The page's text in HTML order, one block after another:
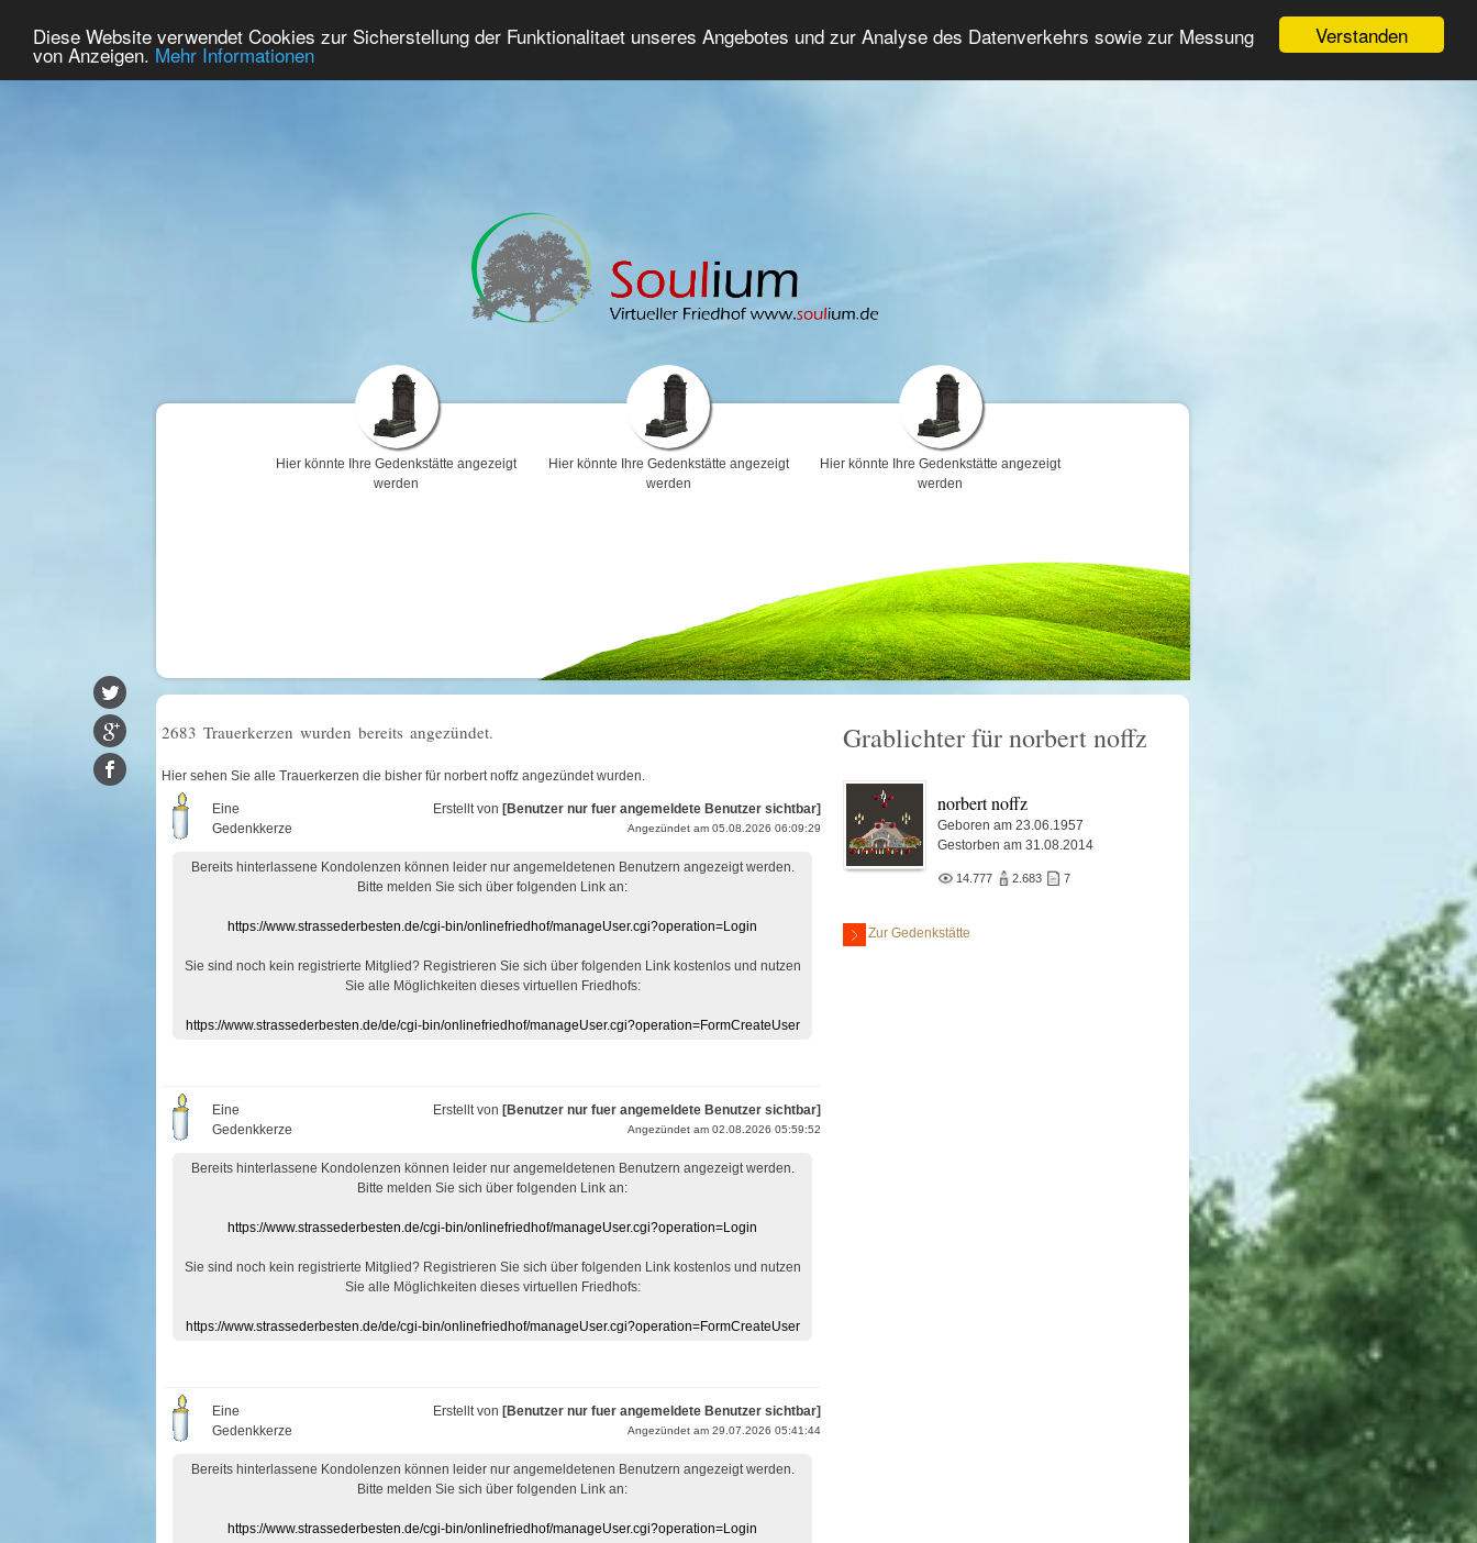
Verstanden
Diese Website verwendet Cookies zur Sicherstellung der Funktionalitaet unseres Angebotes und zur Analyse des Datenverkehrs sowie zur Messung
von Anzeigen. Mehr Informationen
Home Premium Gedenken Trauerforum Erweiterte Suche Anmelden
Hier könnte Ihre Gedenkstätte angezeigt
werden
Hier könnte Ihre Gedenkstätte angezeigt
werden
Hier könnte Ihre Gedenkstätte angezeigt
werden
2683 Trauerkerzen wurden bereits angezündet.
Hier sehen Sie alle Trauerkerzen die bisher für norbert noffz angezündet wurden.
Eine
Gedenkkerze
Erstellt von [Benutzer nur fuer angemeldete Benutzer sichtbar]
Angezündet am 05.08.2026 06:09:29
Bereits hinterlassene Kondolenzen können leider nur angemeldetenen Benutzern angezeigt werden.
Bitte melden Sie sich über folgenden Link an:
https://www.strassederbesten.de/cgi-bin/onlinefriedhof/manageUser.cgi?operation=Login
Sie sind noch kein registrierte Mitglied? Registrieren Sie sich über folgenden Link kostenlos und nutzen
Sie alle Möglichkeiten dieses virtuellen Friedhofs:
https://www.strassederbesten.de/de/cgi-bin/onlinefriedhof/manageUser.cgi?operation=FormCreateUser
Eine
Gedenkkerze
Erstellt von [Benutzer nur fuer angemeldete Benutzer sichtbar]
Angezündet am 02.08.2026 05:59:52
Bereits hinterlassene Kondolenzen können leider nur angemeldetenen Benutzern angezeigt werden.
Bitte melden Sie sich über folgenden Link an:
https://www.strassederbesten.de/cgi-bin/onlinefriedhof/manageUser.cgi?operation=Login
Sie sind noch kein registrierte Mitglied? Registrieren Sie sich über folgenden Link kostenlos und nutzen
Sie alle Möglichkeiten dieses virtuellen Friedhofs:
https://www.strassederbesten.de/de/cgi-bin/onlinefriedhof/manageUser.cgi?operation=FormCreateUser
Eine
Gedenkkerze
Erstellt von [Benutzer nur fuer angemeldete Benutzer sichtbar]
Angezündet am 29.07.2026 05:41:44
Bereits hinterlassene Kondolenzen können leider nur angemeldetenen Benutzern angezeigt werden.
Bitte melden Sie sich über folgenden Link an:
https://www.strassederbesten.de/cgi-bin/onlinefriedhof/manageUser.cgi?operation=Login
Grablichter für norbert noffz
norbert noffz
Geboren am 23.06.1957
Gestorben am 31.08.2014
14.777 2.683 7
Zur Gedenkstätte